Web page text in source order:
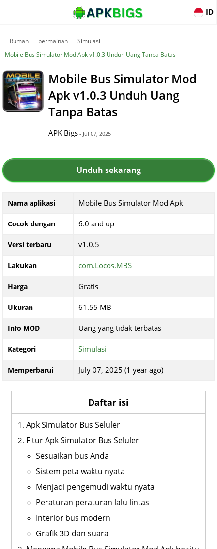
ID
Rumah permainan
Simulasi
Mobile Bus Simulator Mod Apk v1.0.3 Unduh Uang Tanpa Batas
Mobile Bus Simulator Mod
Apk v1.0.3 Unduh Uang
Tanpa Batas
APK Bigs - Jul 07, 2025
Unduh sekarang
Nama aplikasi Mobile Bus Simulator Mod Apk
Cocok dengan 6.0 and up
Versi terbaru v1.0.5
Lakukan com.Locos.MBS
Harga Gratis
Ukuran 61.55 MB
Info MOD Uang yang tidak terbatas
Kategori Simulasi
Memperbarui July 07, 2025 (1 year ago)
Daftar isi
Apk Simulator Bus Seluler
Fitur Apk Simulator Bus Seluler
Sesuaikan bus Anda
Sistem peta waktu nyata
Menjadi pengemudi waktu nyata
Peraturan peraturan lalu lintas
Interior bus modern
Grafik 3D dan suara